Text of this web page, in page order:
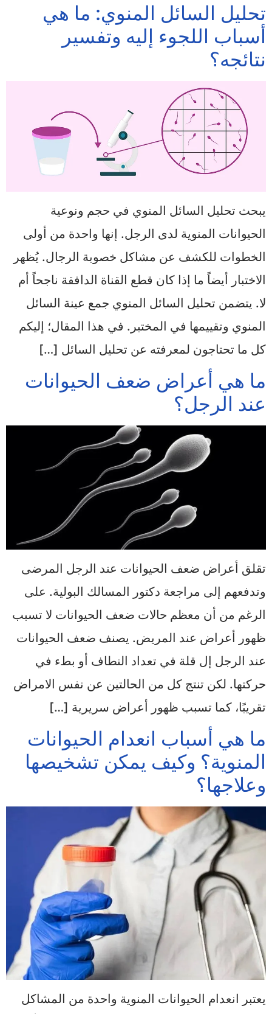
تحليل السائل المنوي: ما هي
أسباب اللجوء إليه وتفسير
نتائجه؟
يبحث تحليل السائل المنوي في حجم ونوعية
الحيوانات المنوية لدى الرجل. إنها واحدة من أولى
الخطوات للكشف عن مشاكل خصوبة الرجال. يُظهر
الاختبار أيضاً ما إذا كان قطع القناة الدافقة ناجحاً أم
لا. يتضمن تحليل السائل المنوي جمع عينة السائل
المنوي وتقييمها في المختبر. في هذا المقال؛ إليكم
كل ما تحتاجون لمعرفته عن تحليل السائل […]
ما هي أعراض ضعف الحيوانات
عند الرجل؟
تقلق أعراض ضعف الحيوانات عند الرجل المرضى
وتدفعهم إلى مراجعة دكتور المسالك البولية. على
الرغم من أن معظم حالات ضعف الحيوانات لا تسبب
ظهور أعراض عند المريض. يصنف ضعف الحيوانات
عند الرجل إل قلة في تعداد النطاف أو بطء في
حركتها. لكن تنتج كل من الحالتين عن نفس الامراض
تقريبًا، كما تسبب ظهور أعراض سريرية […]
ما هي أسباب انعدام الحيوانات
المنوية؟ وكيف يمكن تشخيصها
وعلاجها؟
يعتبر انعدام الحيوانات المنوية واحدة من المشاكل